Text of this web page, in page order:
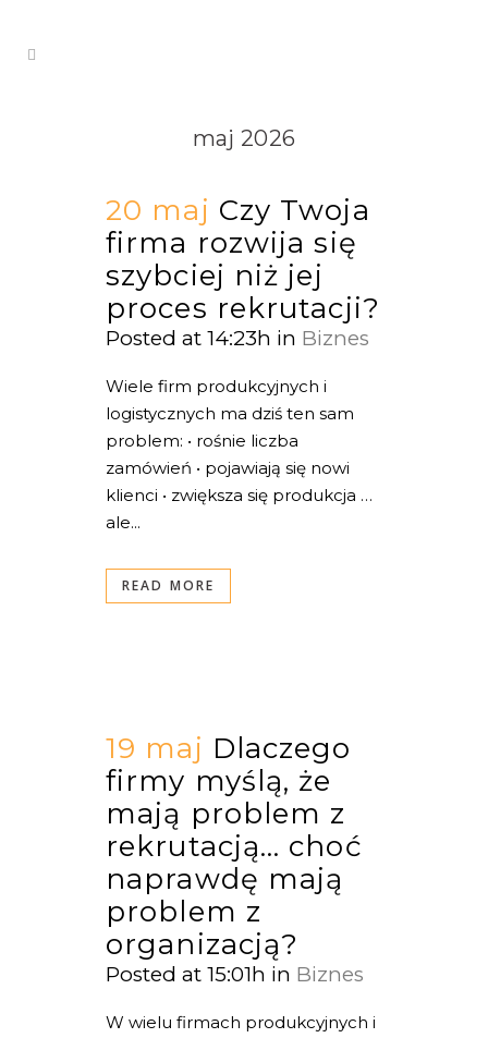
maj 2026
20 maj Czy Twoja
firma rozwija się
szybciej niż jej
proces rekrutacji?
Posted at 14:23h in Biznes
Wiele firm produkcyjnych i
logistycznych ma dziś ten sam
problem: • rośnie liczba
zamówień • pojawiają się nowi
klienci • zwiększa się produkcja …
ale...
READ MORE
19 maj Dlaczego
firmy myślą, że
mają problem z
rekrutacją… choć
naprawdę mają
problem z
organizacją?
Posted at 15:01h in Biznes
W wielu firmach produkcyjnych i